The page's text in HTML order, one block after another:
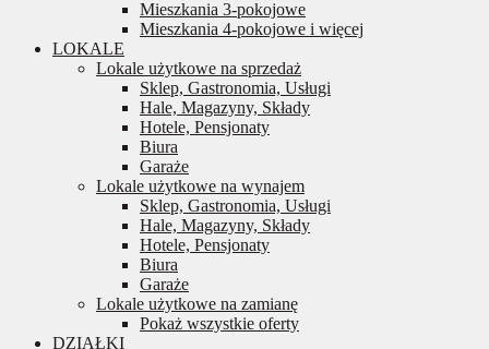
Mieszkania 3-pokojowe
Mieszkania 4-pokojowe i więcej
LOKALE
Lokale użytkowe na sprzedaż
Sklep, Gastronomia, Usługi
Hale, Magazyny, Składy
Hotele, Pensjonaty
Biura
Garaże
Lokale użytkowe na wynajem
Sklep, Gastronomia, Usługi
Hale, Magazyny, Składy
Hotele, Pensjonaty
Biura
Garaże
Lokale użytkowe na zamianę
Pokaż wszystkie oferty
DZIAŁKI